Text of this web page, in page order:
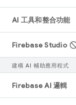
AI 工具和整合功能
Firebase Studio
建構 AI 輔助應用程式
Firebase AI 邏輯